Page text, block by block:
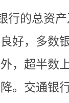
行的总资
好，多数
，超半数
。交通银